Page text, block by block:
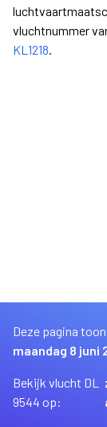
vluchtnummer
KL1218.
Deze pagina
maandag 8 juni
Bekijk vlucht DL
9544 op: